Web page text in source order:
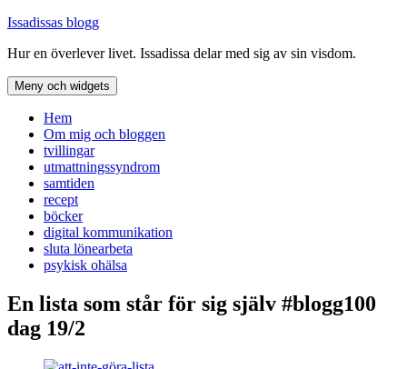
Hoppa
innehåll
Issadissas blogg
Hur en överlever livet. Issadissa delar med sig av sin visdom.
Meny och widgets
Hem
Om mig och bloggen
tvillingar
utmattningssyndrom
samtiden
recept
böcker
digital kommunikation
sluta lönearbeta
psykisk ohälsa
En lista som står för sig själv #blogg100
dag 19/2